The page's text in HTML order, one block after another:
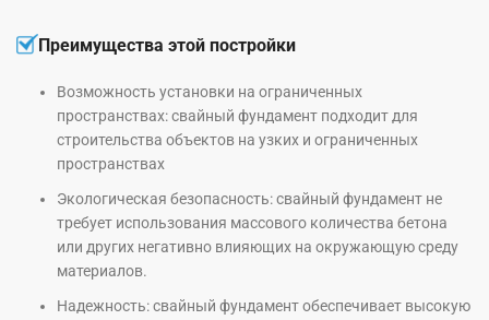
Преимущества этой постройки
Возможность установки на ограниченных
пространствах: свайный фундамент подходит для
строительства объектов на узких и ограниченных
пространствах
Экологическая безопасность: свайный фундамент не
требует использования массового количества бетона
или других негативно влияющих на окружающую среду
материалов.
Надежность: свайный фундамент обеспечивает высокую